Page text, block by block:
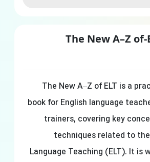
The New A–Z of-
The New A–Z of ELT is a
book for English language
trainers, covering key
techniques related to
Language Teaching (ELT). It is